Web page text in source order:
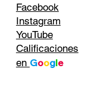
Facebook
Instagram
YouTube
Calificaciones
en Google